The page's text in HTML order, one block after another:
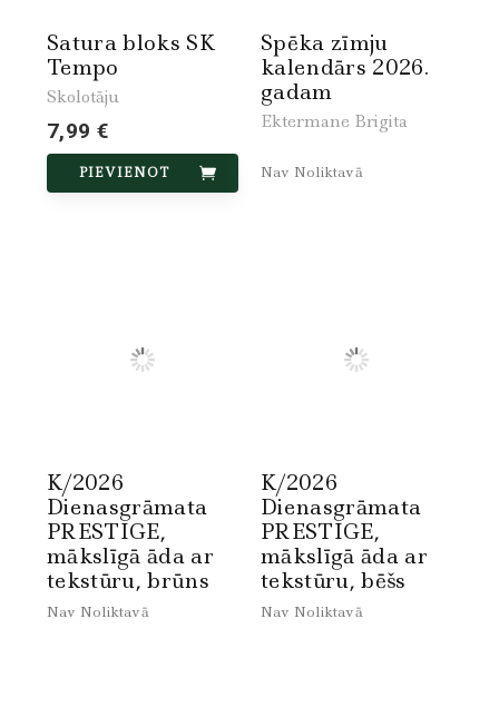
Satura bloks SK
Tempo
Skolotāju
7,99 €
PIEVIENOT
Spēka zīmju
kalendārs 2026.
gadam
Ektermane Brigita
Nav Noliktavā
K/2026
Dienasgrāmata
PRESTIGE,
mākslīgā āda ar
tekstūru, brūns
Nav Noliktavā
K/2026
Dienasgrāmata
PRESTIGE,
mākslīgā āda ar
tekstūru, bēšs
Nav Noliktavā